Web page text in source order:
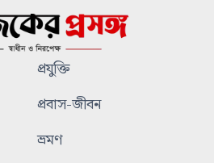
প্রযুক্তি
প্রবাস-জীবন
ভ্রমণ